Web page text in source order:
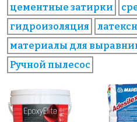
цементные затирки
гидроизоляция
материалы для
Ручной пылесос